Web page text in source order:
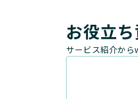
お役立
サービス紹介から